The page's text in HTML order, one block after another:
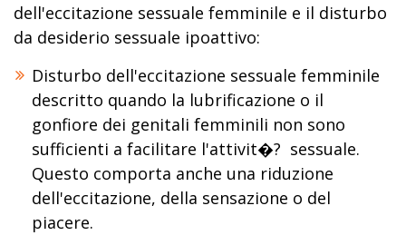
dell'eccitazione sessuale femminile e il disturbo
da desiderio sessuale ipoattivo:
Disturbo dell'eccitazione sessuale femminile
descritto quando la lubrificazione o il
gonfiore dei genitali femminili non sono
sufficienti a facilitare l'attivit�? sessuale.
Questo comporta anche una riduzione
dell'eccitazione, della sensazione o del
piacere.